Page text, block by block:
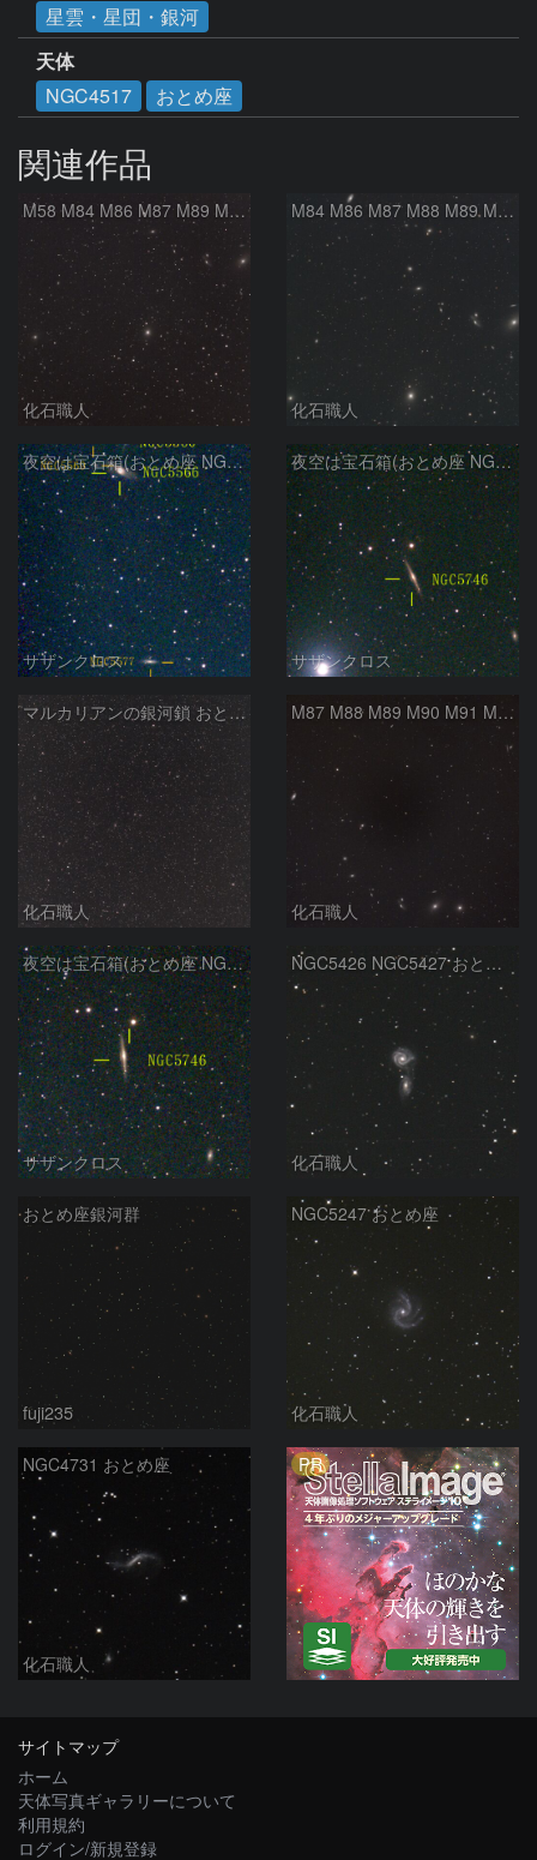
星雲・星団・銀河
天体
NGC4517
おとめ座
関連作品
M58 M84 M86 M87 M89 M90 マルカリアンの銀河鎖 おとめ座 かみのけ座
化石職人
M84 M86 M87 M88 M89 M90 M91 マルカリアンの銀河鎖 おとめ座 かみのけ座
化石職人
夜空は宝石箱(おとめ座 NGC5566) Seestar50
サザンクロス
夜空は宝石箱(おとめ座 NGC5746) Seestar50
サザンクロス
マルカリアンの銀河鎖 おとめ座・ かみのけ座の銀河
化石職人
M87 M88 M89 M90 M91 M100 マルカリアンの銀河鎖 おとめ座 かみのけ座
化石職人
夜空は宝石箱(おとめ座 NGC5746) Seestar50
サザンクロス
NGC5426 NGC5427 おとめ座
化石職人
おとめ座銀河群
fuji235
NGC5247 おとめ座
化石職人
NGC4731 おとめ座
化石職人
PR
サイトマップ
ホーム
天体写真ギャラリーについて
利用規約
ログイン/新規登録